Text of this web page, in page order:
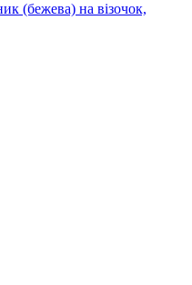
(бежева) на візочок,